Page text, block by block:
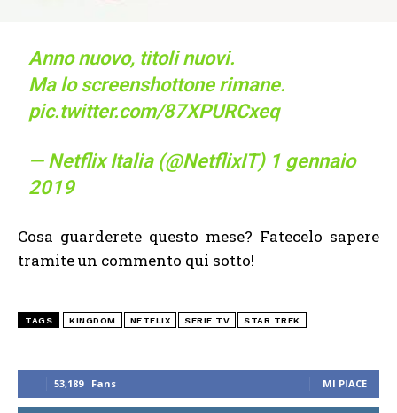
53,189 Fans MI PIACE
Anno nuovo, titoli nuovi.
Ma lo screenshottone rimane.
pic.twitter.com/87XPURCxeq
— Netflix Italia (@NetflixIT) 1 gennaio
2019
Cosa guarderete questo mese? Fatecelo sapere
tramite un commento qui sotto!
TAGS KINGDOM NETFLIX SERIE TV STAR TREK